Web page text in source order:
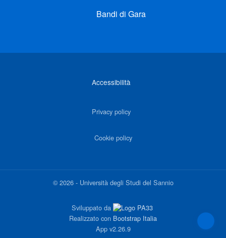
Bandi di Gara
Accessibilità
Privacy policy
Cookie policy
©2026- Università degli Studi del Sannio
Sviluppato da
Realizzato con Bootstrap Italia
App v2.26.9